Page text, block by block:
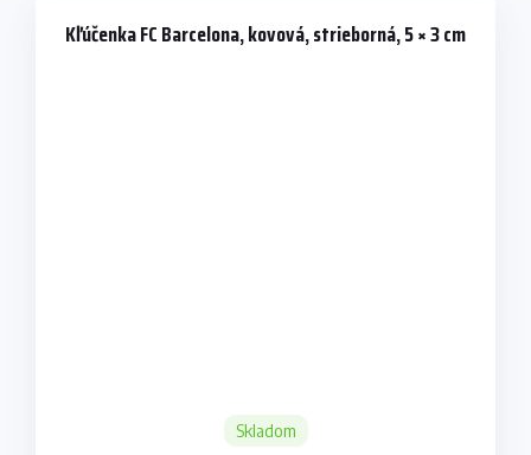
Kľúčenka FC Barcelona, kovová, strieborná, 5 × 3 cm
Skladom